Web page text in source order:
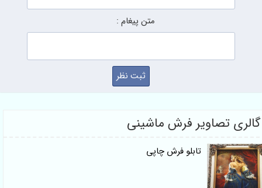
متن پیغام :
گالری تصاویر فرش ماشینی
تابلو فرش چاپی